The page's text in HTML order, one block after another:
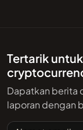
Tertarik
Dapatkan berita
laporan dengan
Alamat email